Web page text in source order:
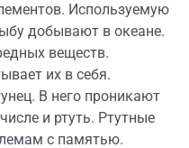
Используемую
добывают в океане.
веществ.
их в себя.
В него проникают
и ртуть. Ртутные
с памятью.